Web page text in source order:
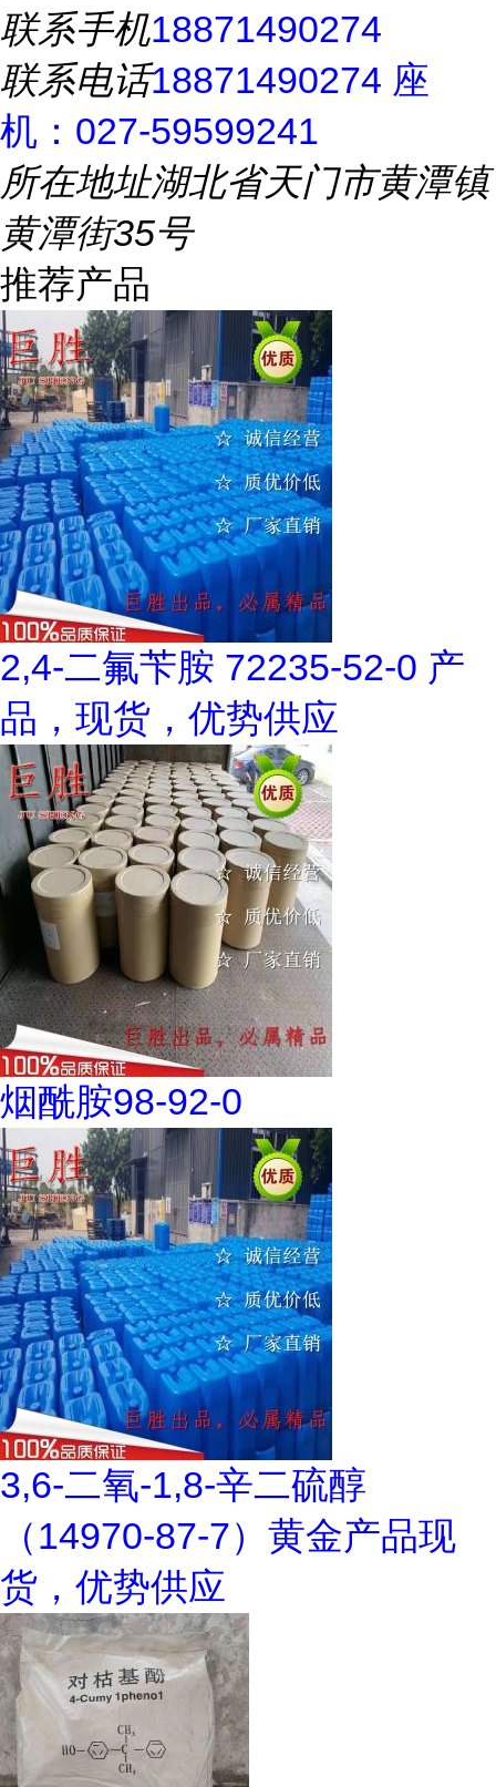
联系手机18871490274
联系电话18871490274 座
机：027-59599241
所在地址湖北省天门市黄潭镇
黄潭街35号
推荐产品
2,4-二氟苄胺 72235-52-0 产
品，现货，优势供应
烟酰胺98-92-0
3,6-二氧-1,8-辛二硫醇
（14970-87-7）黄金产品现
货，优势供应